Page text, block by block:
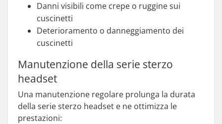
Danni visibili come crepe o ruggine sui
cuscinetti
Deterioramento o danneggiamento dei
cuscinetti
Manutenzione della serie sterzo
headset
Una manutenzione regolare prolunga la durata
della serie sterzo headset e ne ottimizza le
prestazioni: